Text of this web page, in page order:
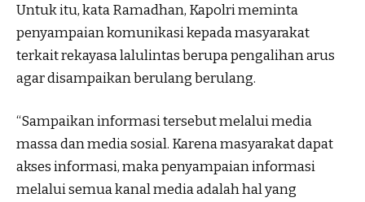
Untuk itu, kata Ramadhan, Kapolri meminta
penyampaian komunikasi kepada masyarakat
terkait rekayasa lalulintas berupa pengalihan arus
agar disampaikan berulang berulang.
“Sampaikan informasi tersebut melalui media
massa dan media sosial. Karena masyarakat dapat
akses informasi, maka penyampaian informasi
melalui semua kanal media adalah hal yang